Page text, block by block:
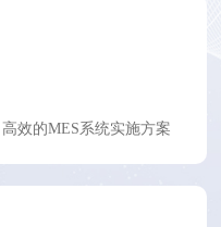
效的MES系统实施方案